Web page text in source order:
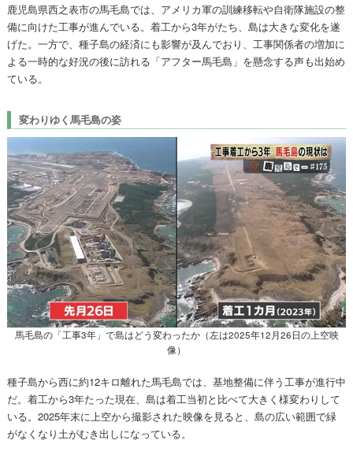
鹿児島県西之表市の馬毛島では、アメリカ軍の訓練移転や自衛隊施設の整
備に向けた工事が進んでいる。着工から3年がたち、島は大きな変化を遂
げた。一方で、種子島の経済にも影響が及んでおり、工事関係者の増加に
よる一時的な好況の後に訪れる「アフター馬毛島」を懸念する声も出始め
ている。
変わりゆく馬毛島の姿
馬毛島の「工事3年」で島はどう変わったか（左は2025年12月26日の上空映
像）
種子島から西に約12キロ離れた馬毛島では、基地整備に伴う工事が進行中
だ。着工から3年たった現在、島は着工当初と比べて大きく様変わりして
いる。2025年末に上空から撮影された映像を見ると、島の広い範囲で緑
がなくなり土がむき出しになっている。